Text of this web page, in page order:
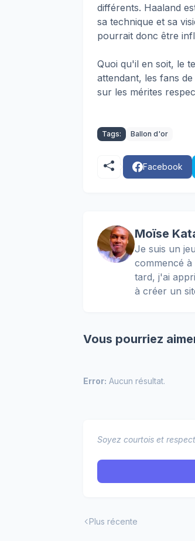
différents. Haaland
sa technique et sa
pourrait donc être
Quoi qu'il en soit, le
attendant, les fans
sur les mérites
Tags: Ballon d'or
Facebook
Moïse
Je suis un
commencé
tard, j'ai
à créer un
Vous pourriez
Error: Aucun résultat.
Soyez courtois et
Plus récente